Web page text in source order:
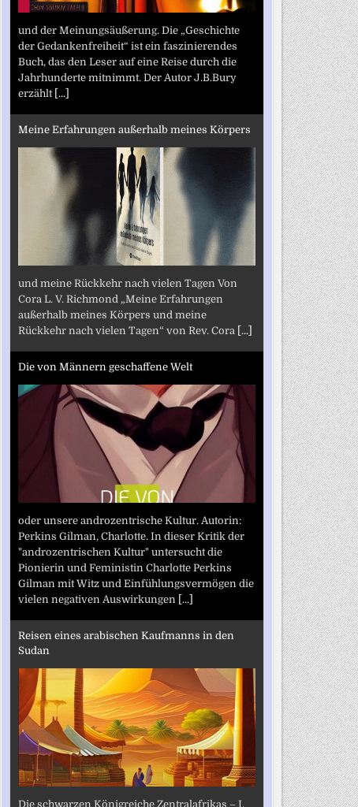
und der Meinungsäußerung. Die „Geschichte
der Gedankenfreiheit“ ist ein faszinierendes
Buch, das den Leser auf eine Reise durch die
Jahrhunderte mitnimmt. Der Autor J.B.Bury
erzählt [...]
Meine Erfahrungen außerhalb meines Körpers
und meine Rückkehr nach vielen Tagen Von
Cora L. V. Richmond „Meine Erfahrungen
außerhalb meines Körpers und meine
Rückkehr nach vielen Tagen“ von Rev. Cora [...]
Die von Männern geschaffene Welt
oder unsere androzentrische Kultur. Autorin:
Perkins Gilman, Charlotte. In dieser Kritik der
"androzentrischen Kultur" untersucht die
Pionierin und Feministin Charlotte Perkins
Gilman mit Witz und Einfühlungsvermögen die
vielen negativen Auswirkungen [...]
Reisen eines arabischen Kaufmanns in den
Sudan
Die schwarzen Königreiche Zentralafrikas – I.